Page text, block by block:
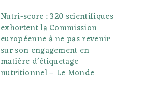
Nutri-score : 320 scientifiques
exhortent la Commission
européenne à ne pas revenir
sur son engagement en
matière d’étiquetage
nutritionnel – Le Monde